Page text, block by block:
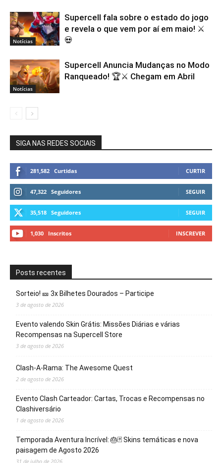
Notícias
Supercell fala sobre o estado do jogo
e revela o que vem por aí em maio! ⚔️
💀
Notícias
Supercell Anuncia Mudanças no Modo
Ranqueado! 🏆⚔️ Chegam em Abril
SIGA NAS REDES SOCIAIS
281,582 Curtidas CURTIR
47,322 Seguidores SEGUIR
35,518 Seguidores SEGUIR
1,030 Inscritos INSCREVER
Posts recentes
Sorteio! 🎫 3x Bilhetes Dourados – Participe
3 de agosto de 2026
Evento valendo Skin Grátis: Missões Diárias e várias
Recompensas na Supercell Store
3 de agosto de 2026
Clash-A-Rama: The Awesome Quest
2 de agosto de 2026
Evento Clash Carteador: Cartas, Trocas e Recompensas no
Clashiversário
1 de agosto de 2026
Temporada Aventura Incrível: 🎂🃏 Skins temáticas e nova
paisagem de Agosto 2026
31 de julho de 2026